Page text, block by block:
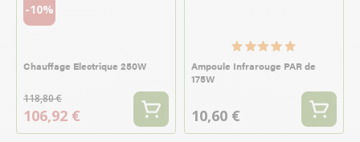
-10%
Chauffage Electrique 250W
118,80 €
106,92 €
Ampoule Infrarouge PAR de
175W
10,60 €